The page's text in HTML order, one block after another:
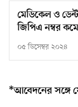
মেডিকেল ও
জিপিএ নম্বর
০৫ ডিসেম্বর ২০২৪
*আবেদনের সঙ্গে